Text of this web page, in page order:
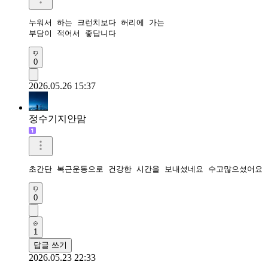
누워서 하는 크런치보다 허리에 가는
부담이 적어서 좋답니다
0
2026.05.26 15:37
정수기지안맘
초간단 복근운동으로 건강한 시간을 보내셨네요 수고많으셨어요
0
1
답글 쓰기
2026.05.23 22:33